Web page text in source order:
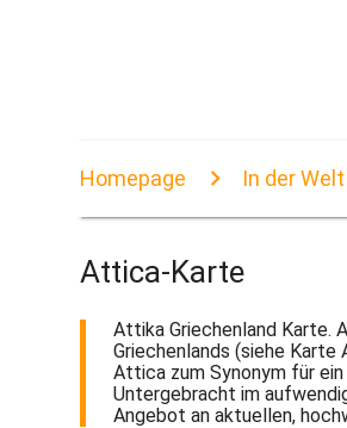
Homepage In der Welt
Attica-Karte
Attika Griechenland Karte.
Griechenlands (siehe
Attica zum Synonym für
Untergebracht im
Angebot an aktuellen,